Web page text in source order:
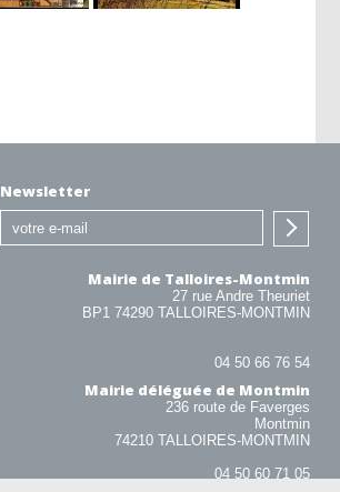
Newsletter
Mairie de Talloires-Montmin
27 rue Andre Theuriet
BP1 74290 TALLOIRES-MONTMIN
04 50 66 76 54
Mairie déléguée de Montmin
236 route de Faverges
Montmin
74210 TALLOIRES-MONTMIN
04 50 60 71 05